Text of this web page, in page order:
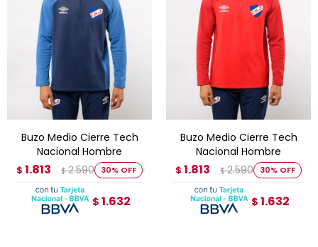
Buzo Medio Cierre Tech
Nacional Hombre
$ 1.813 $ 2.590 30
$ 1.632
Buzo Medio Cierre Tech
Nacional Hombre
$ 1.813 $ 2.590 30
$ 1.632